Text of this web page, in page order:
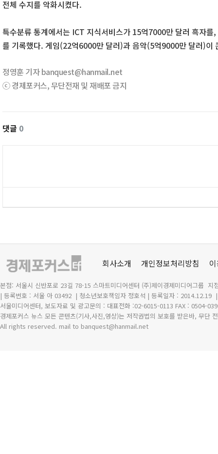
전체 수지를 악화시켰다.
특수분류 통계에서는 ICT 지식서비스가 15억7000만 달러 흑자
를 기록했다. 게임(22억6000만 달러)과 음악(5억9000만 달러)이
정영훈 기자 banquest@hanmail.net
ⓒ 경제포커스, 무단전재 및 재배포 금지
댓글 0
회사소개 개인정보처리방침
본점: 서울시 신반포로 23길 78-15 스마트미디어센터 (주)제이경제미디어그룹 지
| 등록번호 : 서울 아 03492 | 청소년보호책임자 정호석 | 등록일자 : 2014.12.19
서울미디어센터, 보도자료 및 광고문의 : 대표전화 :02-6015-0113 FAX : 0504-
경제포커스 뉴스 모든 콘텐츠(기사,사진,영상)는 저작권법의 보호를 받은바, 무단
All rights reserved. mail to banquest@hanmail.net